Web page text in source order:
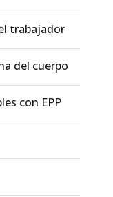
trabajador
del cuerpo
con EPP